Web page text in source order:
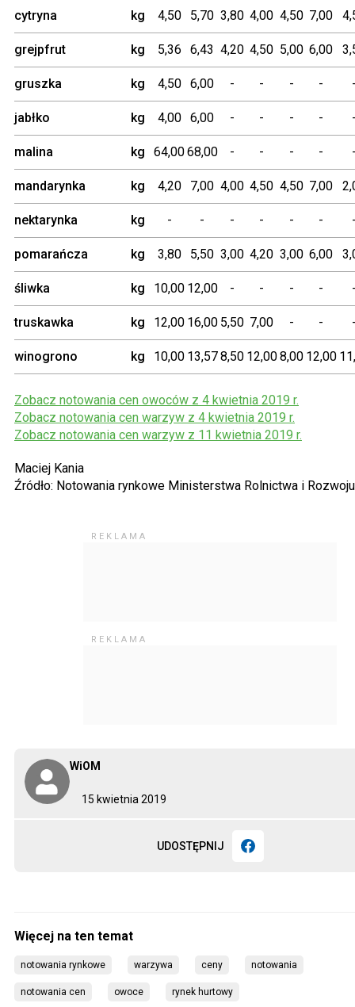
WiOM
cytryna kg 4,50 5,70 3,80 4,00 4,50 7,00
grejpfrut kg 5,36 6,43 4,20 4,50 5,00 6,00
gruszka kg 4,50 6,00 - - - -
jabłko kg 4,00 6,00 - - - -
malina kg 64,00 68,00 - - - -
mandarynka kg 4,20 7,00 4,00 4,50 4,50 7,00
nektarynka kg - - - - - -
pomarańcza kg 3,80 5,50 3,00 4,20 3,00 6,00
śliwka kg 10,00 12,00 - - - -
truskawka kg 12,00 16,00 5,50 7,00 - -
winogrono kg 10,00 13,57 8,50 12,00 8,00 12,00
Zobacz notowania cen owoców z 4 kwietnia 2019 r.
Zobacz notowania cen warzyw z 4 kwietnia 2019 r.
Maciej Kania
notowania rynkowe warzywa ceny